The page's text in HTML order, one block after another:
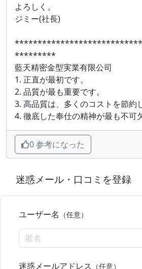
よろしく。
ジミー(社長)
*********
藍天精密金型実業有限公司
1. 正直が最初です。
2. 品質が最も重要です。
3. 高品質は、多くのコストを節約
4. 徹底した奉仕の精神が最も不可
0 参考になった
迷惑メール・口コミを登録
ユーザー名 （任意）
迷惑メールアドレス （任意）